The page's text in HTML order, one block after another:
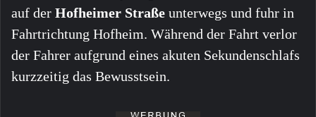
auf der Hofheimer Straße unterwegs und fuhr in
Fahrtrichtung Hofheim. Während der Fahrt verlor
der Fahrer aufgrund eines akuten Sekundenschlafs
kurzzeitig das Bewusstsein.